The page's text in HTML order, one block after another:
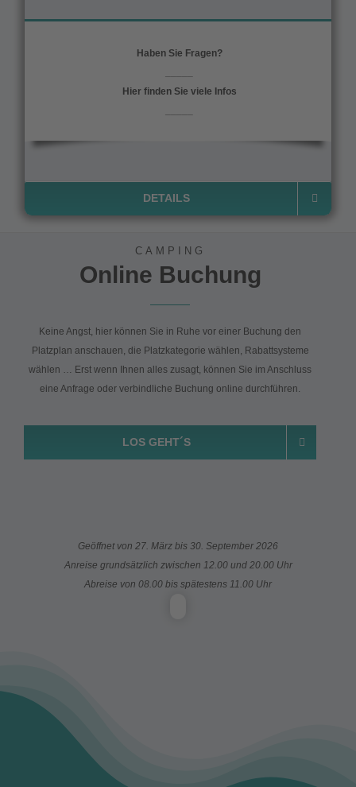
Haben Sie Fragen?
Hier finden Sie viele Infos
DETAILS
CAMPING
Online Buchung
Keine Angst, hier können Sie in Ruhe vor einer Buchung den
Platzplan anschauen, die Platzkategorie wählen, Rabattsysteme
wählen … Erst wenn Ihnen alles zusagt, können Sie im Anschluss
eine Anfrage oder verbindliche Buchung online durchführen.
LOS GEHT´S
Geöffnet von 27. März bis 30. September 2026
Anreise grundsätzlich zwischen 12.00 und 20.00 Uhr
Abreise von 08.00 bis spätestens 11.00 Uhr